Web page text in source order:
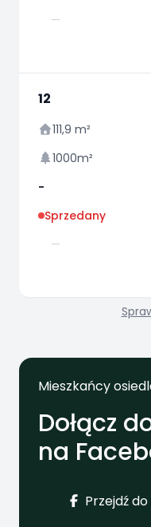
—
12
111,9 m²
1000m²
-
Sprzedany
—
Mieszkańcy
Dołącz
na
Przejdź